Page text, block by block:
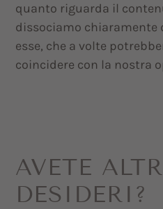
quanto riguarda il
dissociamo chiaramente
esse, che a volte
coincidere con la nostra
AVETE
DESIDERI?